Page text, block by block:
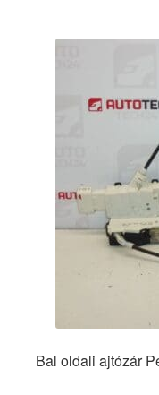
Bal oldali ajtózár